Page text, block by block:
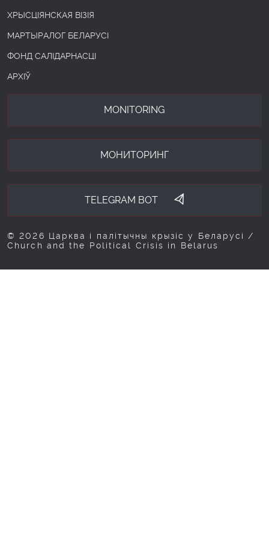
ХРЫСЦІЯНСКАЯ ВІЗІЯ
МАРТЫРАЛОГ БЕЛАРУСІ
ФОНД САЛІДАРНАСЦІ
АРХІЎ
MONITORING
МОНИТОРИНГ
TELEGRAM BOT
© 2026 Царква і палітычны крызіс у Беларусі /
Church and the Political Crisis in Belarus